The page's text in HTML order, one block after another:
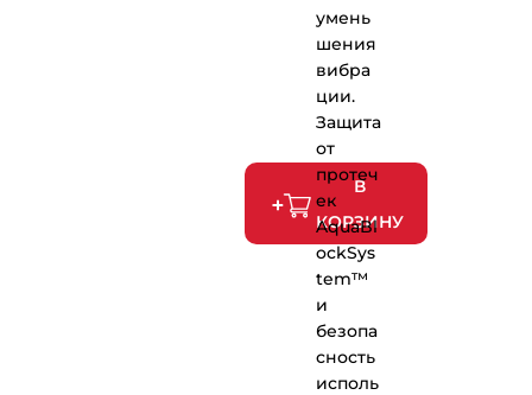
В
КОРЗИНУ
умень
шения
вибра
ции.
Защита
от
протеч
ек
AquaBl
ockSys
tem™
и
безопа
сность
исполь